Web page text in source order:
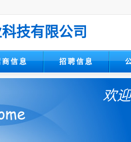
技有限公司
商信息 招聘信息
欢